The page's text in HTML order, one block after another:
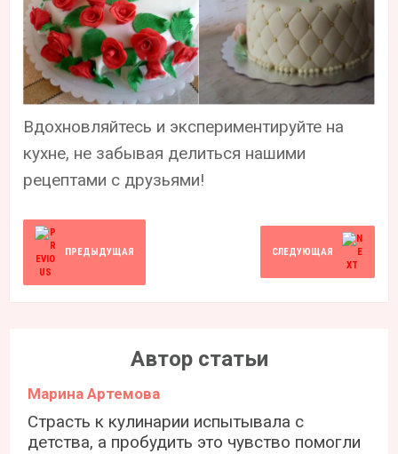
Вдохновляйтесь и экспериментируйте на
кухне, не забывая делиться нашими
рецептами с друзьями!
ПРЕДЫДУЩАЯ СЛЕДУЮЩАЯ
Автор статьи
Марина Артемова
Страсть к кулинарии испытывала с
детства, а пробудить это чувство помогли